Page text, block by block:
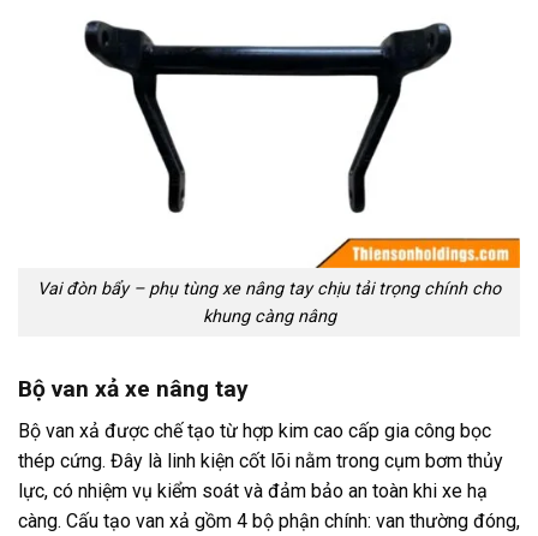
Vai đòn bẩy – phụ tùng xe nâng tay chịu tải trọng chính cho
khung càng nâng
Bộ van xả xe nâng tay
Bộ van xả được chế tạo từ hợp kim cao cấp gia công bọc
thép cứng. Đây là linh kiện cốt lõi nằm trong cụm bơm thủy
lực, có nhiệm vụ kiểm soát và đảm bảo an toàn khi xe hạ
càng. Cấu tạo van xả gồm 4 bộ phận chính: van thường đóng,